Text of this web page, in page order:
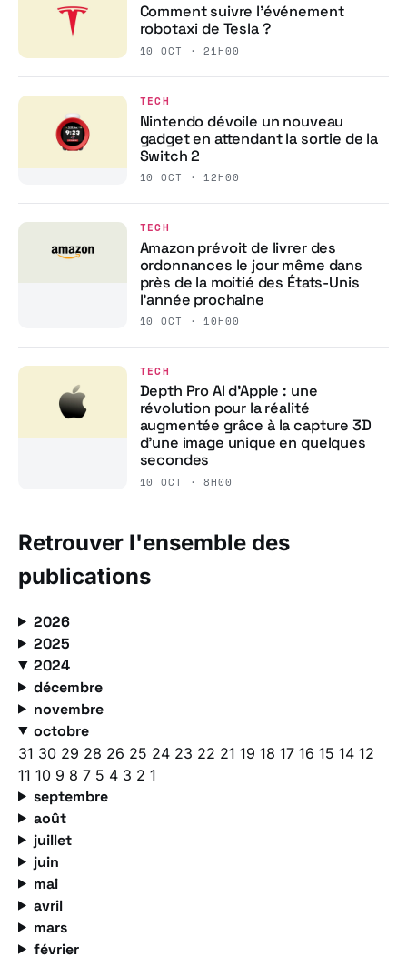
Comment suivre l’événement
robotaxi de Tesla ?
10 OCT · 21H00
TECH
Nintendo dévoile un nouveau
gadget en attendant la sortie de la
Switch 2
10 OCT · 12H00
TECH
Amazon prévoit de livrer des
ordonnances le jour même dans
près de la moitié des États-Unis
l’année prochaine
10 OCT · 10H00
TECH
Depth Pro AI d’Apple : une
révolution pour la réalité
augmentée grâce à la capture 3D
d’une image unique en quelques
secondes
10 OCT · 8H00
Retrouver l'ensemble des
publications
2026
2025
2024
décembre
novembre
octobre
31 30 29 28 26 25 24 23 22 21 19 18 17 16 15 14 12
11 10 9 8 7 5 4 3 2 1
septembre
août
juillet
juin
mai
avril
mars
février